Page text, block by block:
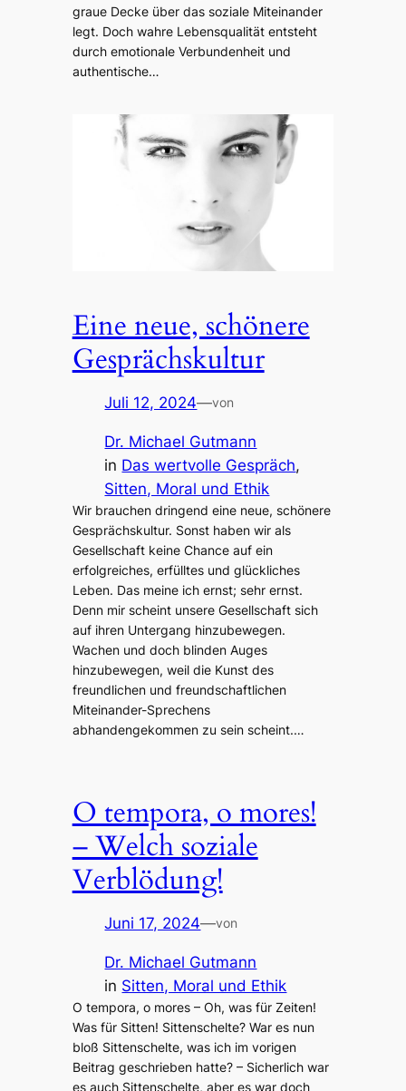
graue Decke über das soziale Miteinander
legt. Doch wahre Lebensqualität entsteht
durch emotionale Verbundenheit und
authentische…
Eine neue, schönere
Gesprächskultur
Juli 12, 2024—von
Dr. Michael Gutmann
in Das wertvolle Gespräch
Sitten, Moral und Ethik
Wir brauchen dringend eine neue, schönere
Gesprächskultur. Sonst haben wir als
Gesellschaft keine Chance auf ein
erfolgreiches, erfülltes und glückliches
Leben. Das meine ich ernst; sehr ernst.
Denn mir scheint unsere Gesellschaft sich
auf ihren Untergang hinzubewegen.
Wachen und doch blinden Auges
hinzubewegen, weil die Kunst des
freundlichen und freundschaftlichen
Miteinander-Sprechens
abhandengekommen zu sein scheint.…
O tempora, o mores!
– Welch soziale
Verblödung!
Juni 17, 2024—von
Dr. Michael Gutmann
in Sitten, Moral und Ethik
O tempora, o mores – Oh, was für Zeiten!
Was für Sitten! Sittenschelte? War es nun
bloß Sittenschelte, was ich im vorigen
Beitrag geschrieben hatte? – Sicherlich war
es auch Sittenschelte, aber es war doch